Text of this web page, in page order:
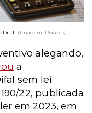
Difal. (Imagem: Pixabay)
alegando,
a
sem lei
22, publicada
em 2023, em